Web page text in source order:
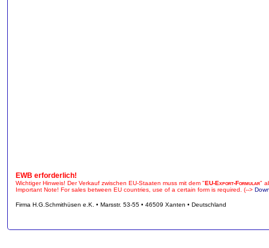
EWB erforderlich!
Wichtiger Hinweis! Der Verkauf zwischen EU-Staaten muss mit dem "EU-Export-Formular"
Important Note! For sales between EU countries, use of a certain form is required. (-->
Firma H.G.Schmithüsen e.K. • Marsstr. 53-55 • 46509 Xanten • Deutschland